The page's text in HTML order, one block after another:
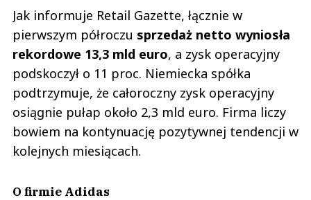
Jak informuje Retail Gazette, łącznie w
pierwszym półroczu sprzedaż netto wyniosła
rekordowe 13,3 mld euro, a zysk operacyjny
podskoczył o 11 proc. Niemiecka spółka
podtrzymuje, że całoroczny zysk operacyjny
osiągnie pułap około 2,3 mld euro. Firma liczy
bowiem na kontynuację pozytywnej tendencji w
kolejnych miesiącach.
O firmie Adidas